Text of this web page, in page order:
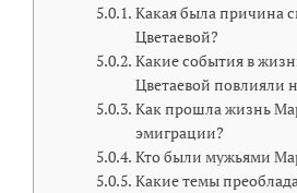
Какая была причина
Цветаевой?
Какие события в
Цветаевой повлияли
Как прошла жизнь
эмиграции?
Кто были мужьями
Какие темы